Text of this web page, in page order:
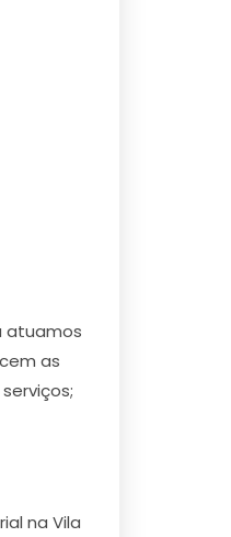
atuamos
as
na Vila